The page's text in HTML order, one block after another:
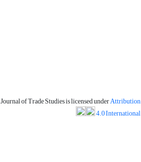
Journal of Trade Studies is licensed underAttribution
4.0 International